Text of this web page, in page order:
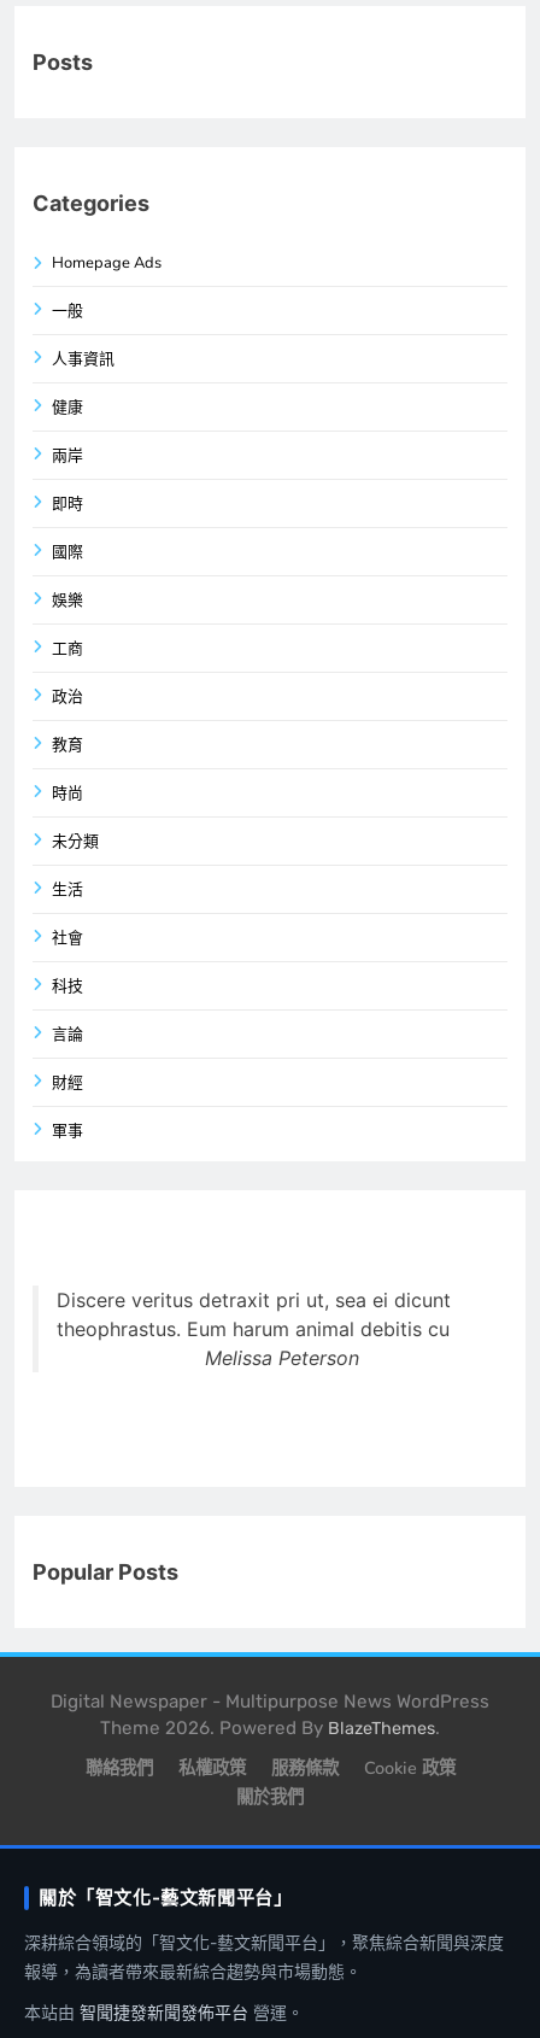
Posts
Categories
Homepage Ads
一般
人事資訊
健康
兩岸
即時
國際
娛樂
工商
政治
教育
時尚
未分類
生活
社會
科技
言論
財經
軍事
Discere veritus detraxit pri ut, sea ei dicunt
theophrastus. Eum harum animal debitis cu
Melissa Peterson
Popular Posts
Digital Newspaper - Multipurpose News WordPress
Theme 2026. Powered By BlazeThemes.
聯絡我們 私權政策 服務條款
Cookie 政策
關於我們
關於「智文化-藝文新聞平台」
深耕綜合領域的「智文化-藝文新聞平台」，聚焦綜合新聞與深度
報導，為讀者帶來最新綜合趨勢與市場動態。
本站由 智聞捷發新聞發佈平台 營運。